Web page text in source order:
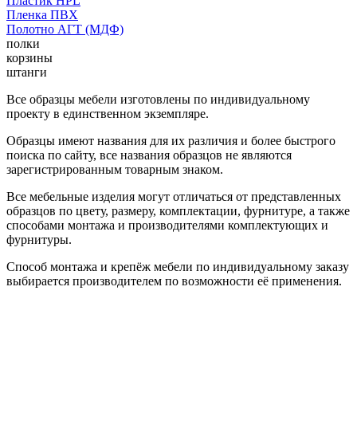
Пленка ПВХ
Полотно АГТ (МДФ)
полки
корзины
штанги
Все образцы мебели изготовлены по индивидуальному
проекту в единственном экземпляре.
Образцы имеют названия для их различия и более быстрого
поиска по сайту, все названия образцов не являются
зарегистрированным товарным знаком.
Все мебельные изделия могут отличаться от представленных
образцов по цвету, размеру, комплектации, фурнитуре, а также
способами монтажа и производителями комплектующих и
фурнитуры.
Способ монтажа и крепёж мебели по индивидуальному заказу
выбирается производителем по возможности её применения.